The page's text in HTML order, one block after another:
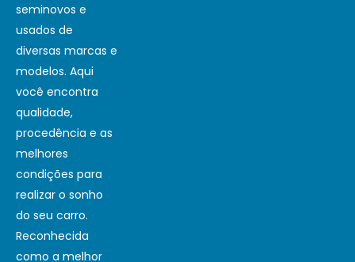
seminovos e
usados de
diversas marcas e
modelos. Aqui
você encontra
qualidade,
procedência e as
melhores
condições para
realizar o sonho
do seu carro.
Reconhecida
como a melhor